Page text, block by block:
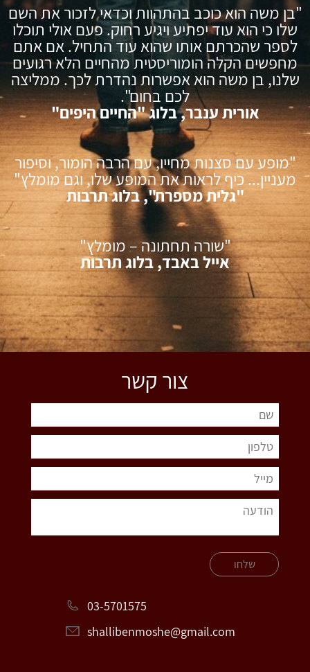
"בן משה הוא כוכב בהתהוות וכדאי לזכור את השם
שלו כי הוא עוד יפתיע ויגיע רחוק. פעם אולי תוכלו
לספר שהכרתם אותו שהוא עוד התחיל. אם אתם
מחפשים הקלה הומוריסטית מהחיים הלא רגועים
שלנו, בן משה הוא אפשרות נהדרת לכך. ממליצה
לכם בחום".
אורית ענבר, בלוג "החיים היפים"
"מופע עם סצנות מחייו, עם הרבה הומור, וסיפור
מעניין... כיף לראות את המופע שלו, וגם מומלץ"
"גלית מספרת", בלוג תרבות
"שורה תחתונה – מומלץ"
אייל באבד, בלוג תרבות
צור קשר
שלחו
03-5701575
shallibenmoshe@gmail.com